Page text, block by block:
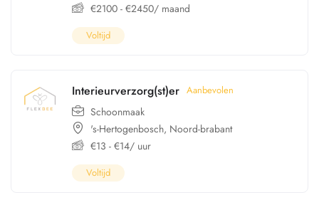
€2100 - €2450/ maand
Voltijd
Interieurverzorg(st)er Aanbevolen
Schoonmaak
's-Hertogenbosch, Noord-brabant
€13 - €14/ uur
Voltijd